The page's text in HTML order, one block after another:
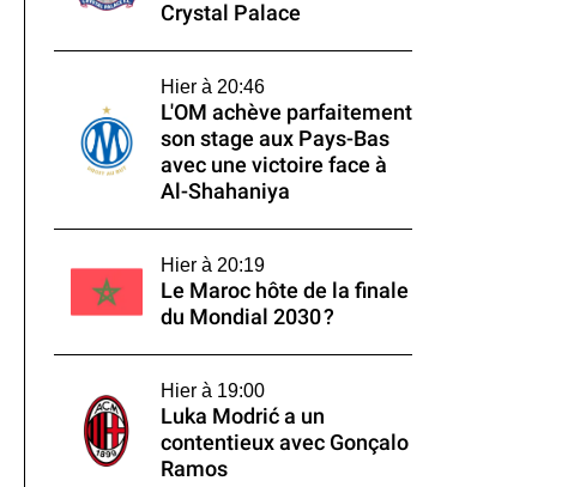
Crystal Palace
Hier à 20:46
L'OM achève parfaitement
son stage aux Pays-Bas
avec une victoire face à
Al-Shahaniya
Hier à 20:19
Le Maroc hôte de la finale
du Mondial 2030 ?
Hier à 19:00
Luka Modrić a un
contentieux avec Gonçalo
Ramos